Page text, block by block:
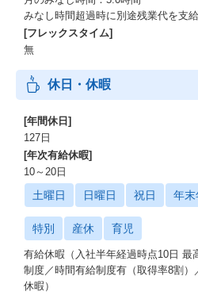
みなし時間超過時に別途残業代を支
[フレックスタイム]
無
休日・休暇
[年間休日]
127日
[年次有給休暇]
10～20日
土曜日 日曜日 祝日 年末
特別 産休 育児
有給休暇（入社半年経過時点10日 最
制度／時間有給制度有（取得率8割
休暇）